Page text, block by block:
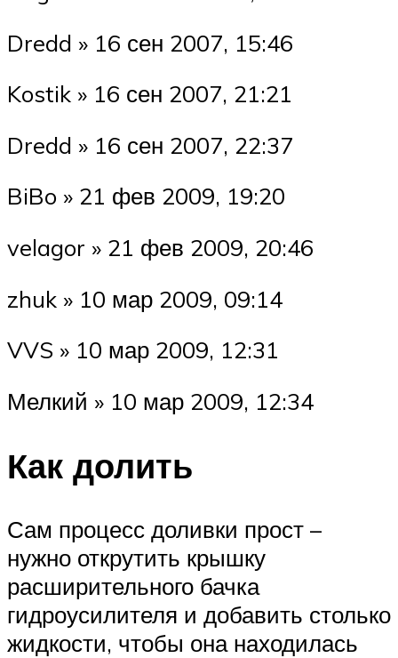
Dredd » 16 сен 2007, 15:46
Kostik » 16 сен 2007, 21:21
Dredd » 16 сен 2007, 22:37
BiBo » 21 фев 2009, 19:20
velagor » 21 фев 2009, 20:46
zhuk » 10 мар 2009, 09:14
VVS » 10 мар 2009, 12:31
Мелкий » 10 мар 2009, 12:34
Как долить
Сам процесс доливки прост –
нужно открутить крышку
расширительного бачка
гидроусилителя и добавить столько
жидкости, чтобы она находилась